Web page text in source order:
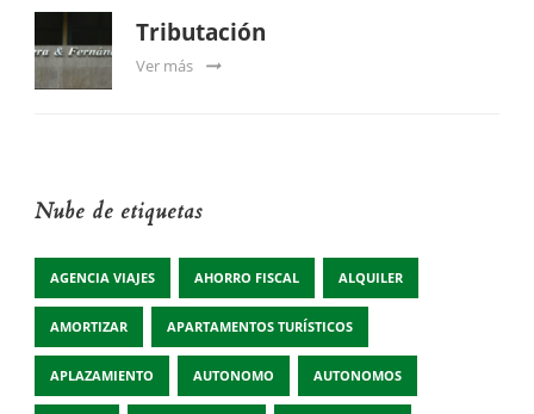
Tributación
Ver más
Nube de etiquetas
AGENCIA VIAJES AHORRO FISCAL ALQUILER
AMORTIZAR APARTAMENTOS TURÍSTICOS
APLAZAMIENTO AUTONOMO AUTONOMOS